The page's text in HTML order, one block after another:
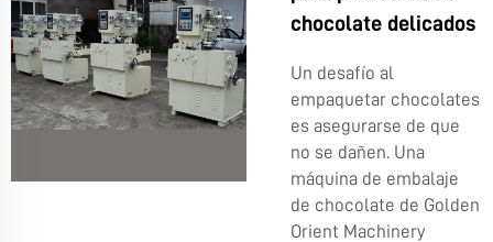
chocolate delicados
Un desafío al
empaquetar chocolates
es asegurarse de que
no se dañen. Una
máquina de embalaje
de chocolate de Golden
Orient Machinery